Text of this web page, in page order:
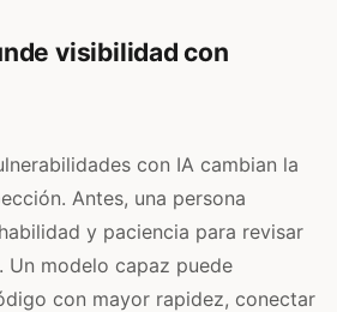
visibilidad con
con IA cambian la
Antes, una persona
y paciencia para revisar
Un modelo capaz puede
con mayor rapidez, conectar